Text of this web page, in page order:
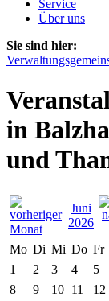
Service
Über uns
Sie sind hier:
in
und
Juni
2026
Mo Di Mi Do Fr
1
2 3 4 5
8
9 10 11 12